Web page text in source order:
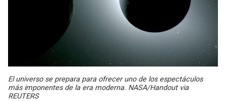
El universo se prepara para ofrecer uno de los espectáculos
más imponentes de la era moderna. NASA/Handout via
REUTERS